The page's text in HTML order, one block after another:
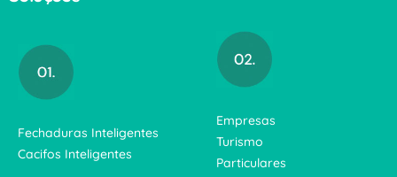
Fechaduras Inteligentes
Cacifos Inteligentes
Empresas
Turismo
Particulares